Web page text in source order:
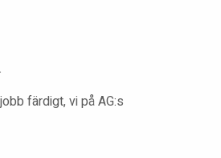
färdigt, vi på AG:s